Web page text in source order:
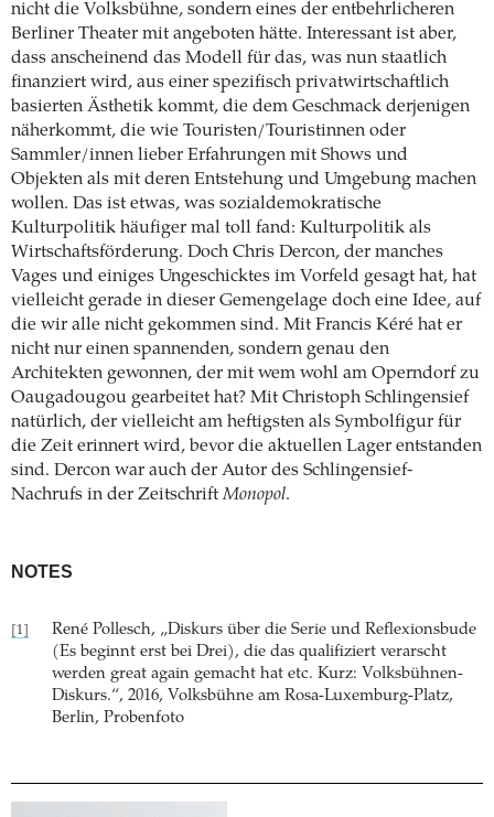
nicht die Volksbühne, sondern eines der entbehrlicheren
Berliner Theater mit angeboten hätte. Interessant ist aber,
dass anscheinend das Modell für das, was nun staatlich
finanziert wird, aus einer spezifisch privatwirtschaftlich
basierten Ästhetik kommt, die dem Geschmack derjenigen
näherkommt, die wie Touristen/Touristinnen oder
Sammler/innen lieber Erfahrungen mit Shows und
Objekten als mit deren Entstehung und Umgebung machen
wollen. Das ist etwas, was sozialdemokratische
Kulturpolitik häufiger mal toll fand: Kulturpolitik als
Wirtschaftsförderung. Doch Chris Dercon, der manches
Vages und einiges Ungeschicktes im Vorfeld gesagt hat, hat
vielleicht gerade in dieser Gemengelage doch eine Idee, auf
die wir alle nicht gekommen sind. Mit Francis Kéré hat er
nicht nur einen spannenden, sondern genau den
Architekten gewonnen, der mit wem wohl am Operndorf zu
Oaugadougou gearbeitet hat? Mit Christoph Schlingensief
natürlich, der vielleicht am heftigsten als Symbolfigur für
die Zeit erinnert wird, bevor die aktuellen Lager entstanden
sind. Dercon war auch der Autor des Schlingensief-
Nachrufs in der ZeitschriftMonopol.
NOTES
[1]
René Pollesch, „Diskurs über die Serie und Reflexionsbude
(Es beginnt erst bei Drei), die das qualifiziert verarscht
werden great again gemacht hat etc. Kurz: Volksbühnen-
Diskurs.“, 2016, Volksbühne am Rosa-Luxemburg-Platz,
Berlin, Probenfoto